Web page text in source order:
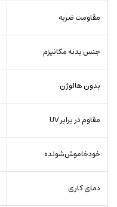
مقاومت ضربه
جنس بدنه مکانیزم
بدون هالوژن
مقاوم در برابر UV
خودخاموش‌شونده
دمای کاری